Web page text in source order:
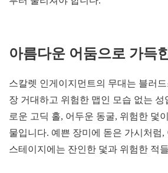
아름다운 어둠으로 가득
스칼렛 인게이지먼트의 무대는 블러
장 거대하고 위험한 맵인 모습 없는
로운 고딕 홀, 어두운 동굴, 위험한 덫
물입니다. 예쁜 장미에 돋은 가시처럼,
스테이지에는 잔인한 덫과 위험한 적